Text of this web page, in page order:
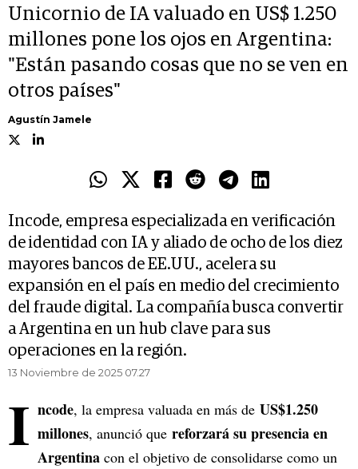
Unicornio de IA valuado en US$ 1.250
millones pone los ojos en Argentina:
"Están pasando cosas que no se ven en
otros países"
Agustín Jamele
Incode, empresa especializada en verificación
de identidad con IA y aliado de ocho de los diez
mayores bancos de EE.UU., acelera su
expansión en el país en medio del crecimiento
del fraude digital. La compañía busca convertir
a Argentina en un hub clave para sus
operaciones en la región.
13 Noviembre de 2025 07.27
I ncode, la empresa valuada en más de US$1.250
millones, anunció que reforzará su presencia en
Argentina con el objetivo de consolidarse como un